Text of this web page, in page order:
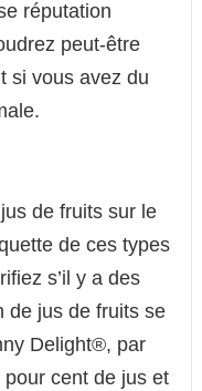
réputation
peut-être
si vous avez du
de fruits sur le
de ces types
s’il y a des
de jus de fruits se
Delight®, par
cent de jus et